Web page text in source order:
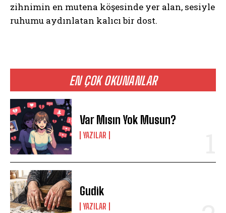
EN ÇOK OKUNANLAR
Var Mısın Yok Musun?
YAZILAR
Gudik
YAZILAR
zihnimin en mutena köşesinde yer alan, sesiyle
ruhumu aydınlatan kalıcı bir dost.